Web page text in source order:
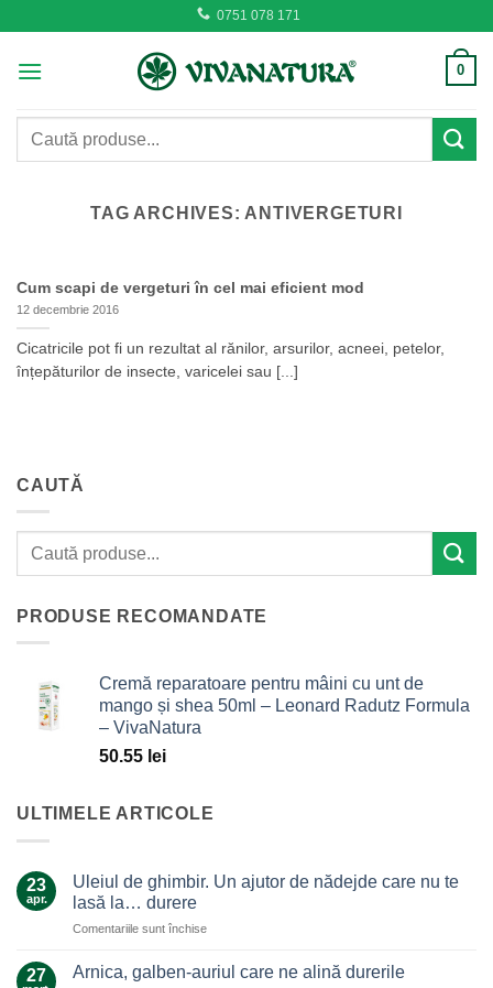
content
0751 078 171
0
Caută
TAG ARCHIVES: ANTIVERGETURI
Cum scapi de vergeturi în cel mai eficient mod
12 decembrie 2016
Cicatricile pot fi un rezultat al rănilor, arsurilor, acneei, petelor,
înțepăturilor de insecte, varicelei sau [...]
CAUTĂ
PRODUSE RECOMANDATE
Cremă reparatoare pentru mâini cu unt de
mango și shea 50ml – Leonard Radutz Formula
– VivaNatura
50.55 lei
ULTIMELE ARTICOLE
23
apr.
Uleiul de ghimbir. Un ajutor de nădejde care nu te
lasă la… durere
Comentariile sunt închisepentru
de
27 Arnica, galben-auriul care ne alină durerile